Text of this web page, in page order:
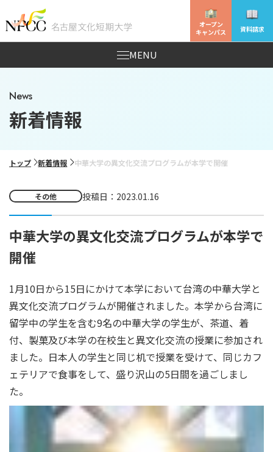
オープン
キャンパス
資料請求
MENU
News
新着情報
トップ 新着情報 中華大学の異文化交流プログラムが本学で開催
その他 投稿日：2023.01.16
中華大学の異文化交流プログラムが本学で
開催
1月10日から15日にかけて本学において台湾の中華大学と
異文化交流プログラムが開催されました。 本学から台湾に
留学中の学生を含む9名の中華大学の学生が、 茶道、着
付、 製菓及び本学の在校生と異文化交流の授業に参加され
ました。 日本人の学生と同じ机で授業を受けて、 同じカフ
ェテリアで食事をして、 盛り沢山の5日間を過ごしまし
た。